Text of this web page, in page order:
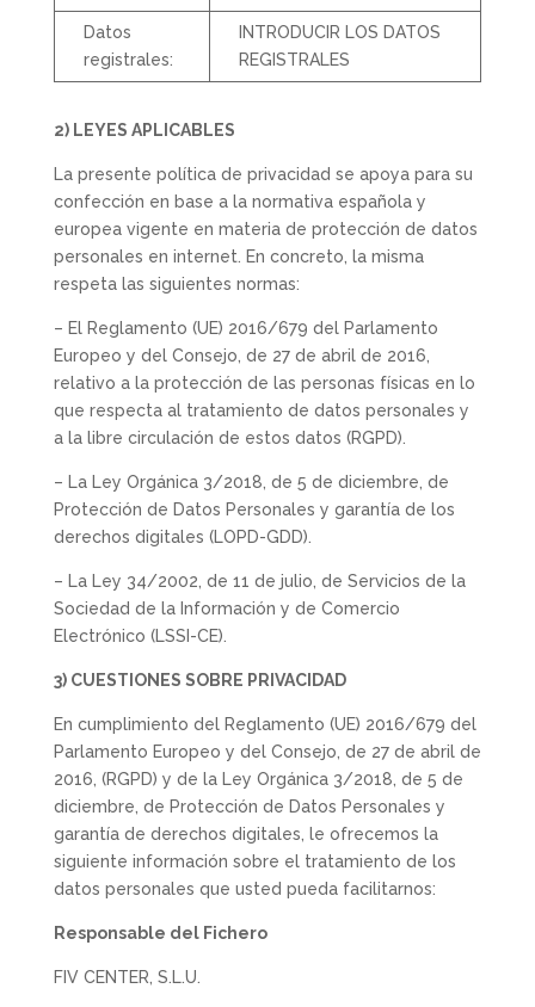
Datos
registrales:
INTRODUCIR LOS DATOS
REGISTRALES
2) LEYES APLICABLES
La presente política de privacidad se apoya para su
confección en base a la normativa española y
europea vigente en materia de protección de datos
personales en internet. En concreto, la misma
respeta las siguientes normas:
– El Reglamento (UE) 2016/679 del Parlamento
Europeo y del Consejo, de 27 de abril de 2016,
relativo a la protección de las personas físicas en lo
que respecta al tratamiento de datos personales y
a la libre circulación de estos datos (RGPD).
– La Ley Orgánica 3/2018, de 5 de diciembre, de
Protección de Datos Personales y garantía de los
derechos digitales (LOPD-GDD).
– La Ley 34/2002, de 11 de julio, de Servicios de la
Sociedad de la Información y de Comercio
Electrónico (LSSI-CE).
3) CUESTIONES SOBRE PRIVACIDAD
En cumplimiento del Reglamento (UE) 2016/679 del
Parlamento Europeo y del Consejo, de 27 de abril de
2016, (RGPD) y de la Ley Orgánica 3/2018, de 5 de
diciembre, de Protección de Datos Personales y
garantía de derechos digitales, le ofrecemos la
siguiente información sobre el tratamiento de los
datos personales que usted pueda facilitarnos:
Responsable del Fichero
FIV CENTER, S.L.U.